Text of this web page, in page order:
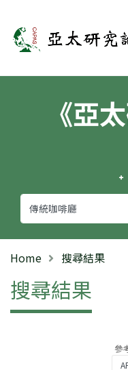
亞太研究論
《亞
Home 搜尋結果
搜尋結果
參